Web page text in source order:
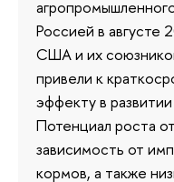
Россией в августе
США и их
привели к
эффекту в
Потенциал роста
зависимость от
кормов, а также